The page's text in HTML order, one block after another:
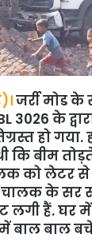
जर्री मोड के
3026 के
हो गया.
कि बीम
को लेटर
चालक के सर
लगी हैं. घर
बाल बाल